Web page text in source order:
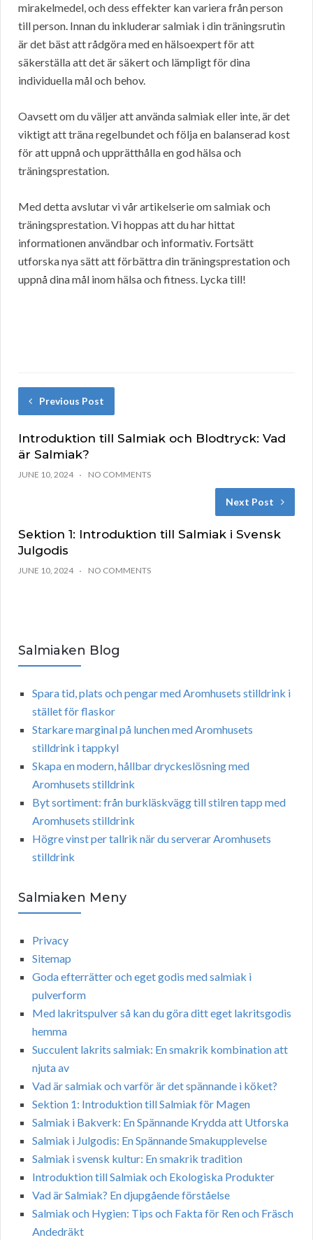
mirakelmedel, och dess effekter kan variera från person
till person. Innan du inkluderar salmiak i din träningsrutin
är det bäst att rådgöra med en hälsoexpert för att
säkerställa att det är säkert och lämpligt för dina
individuella mål och behov.
Oavsett om du väljer att använda salmiak eller inte, är det
viktigt att träna regelbundet och följa en balanserad kost
för att uppnå och upprätthålla en god hälsa och
träningsprestation.
Med detta avslutar vi vår artikelserie om salmiak och
träningsprestation. Vi hoppas att du har hittat
informationen användbar och informativ. Fortsätt
utforska nya sätt att förbättra din träningsprestation och
uppnå dina mål inom hälsa och fitness. Lycka till!
Previous Post
Introduktion till Salmiak och Blodtryck: Vad
är Salmiak?
JUNE 10, 2024 NO COMMENTS
Next Post
Sektion 1: Introduktion till Salmiak i Svensk
Julgodis
JUNE 10, 2024 NO COMMENTS
Salmiaken Blog
Spara tid, plats och pengar med Aromhusets stilldrink i
stället för flaskor
Starkare marginal på lunchen med Aromhusets
stilldrink i tappkyl
Skapa en modern, hållbar dryckeslösning med
Aromhusets stilldrink
Byt sortiment: från burkläskvägg till stilren tapp med
Aromhusets stilldrink
Högre vinst per tallrik när du serverar Aromhusets
stilldrink
Salmiaken Meny
Privacy
Sitemap
Goda efterrätter och eget godis med salmiak i
pulverform
Med lakritspulver så kan du göra ditt eget lakritsgodis
hemma
Succulent lakrits salmiak: En smakrik kombination att
njuta av
Vad är salmiak och varför är det spännande i köket?
Sektion 1: Introduktion till Salmiak för Magen
Salmiak i Bakverk: En Spännande Krydda att Utforska
Salmiak i Julgodis: En Spännande Smakupplevelse
Salmiak i svensk kultur: En smakrik tradition
Introduktion till Salmiak och Ekologiska Produkter
Vad är Salmiak? En djupgående förståelse
Salmiak och Hygien: Tips och Fakta för Ren och Fräsch
Andedräkt